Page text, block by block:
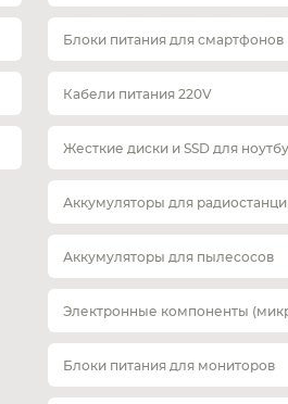
Блоки питания для смартфонов
Кабели питания 220V
Жесткие диски и SSD для
Аккумуляторы для
Аккумуляторы для пылесосов
Блоки питания для мониторов